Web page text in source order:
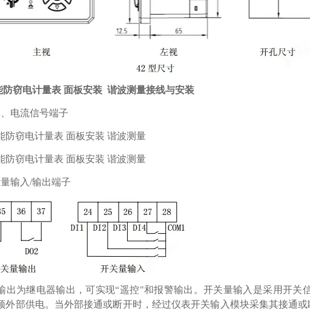
防窃电计量表 面板安装 谐波测量接线与安装
电流信号端子
输入/输出端子
出为继电器输出，可实现“遥控"和报警输出。开关量输入是采用开关
外部供电。当外部接通或断开时，经过仪表开关输入模块采集其接通